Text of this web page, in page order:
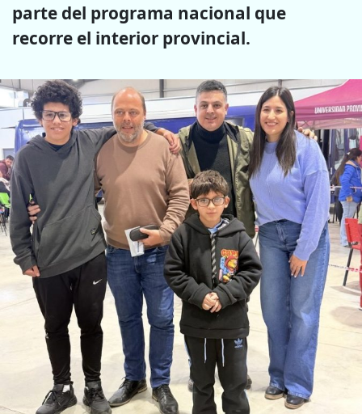
parte del programa nacional que
recorre el interior provincial.